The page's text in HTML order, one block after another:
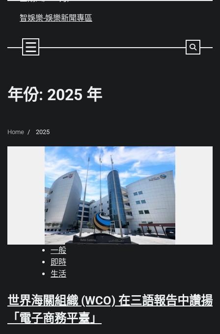
智娛樂-娛樂新聞專區
年份: 2025 年
Home 2025
一般
即時
生活
世界海關組織 (WCO) 在三語報告中讚揚
「電子商務平臺」